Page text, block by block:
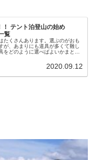
！ テント泊登山の始め
覧
たくさんあります。選ぶのがおも
が、あまりにも道具が多くて難し
をどのように選べばよいかまとめ
2020.09.12